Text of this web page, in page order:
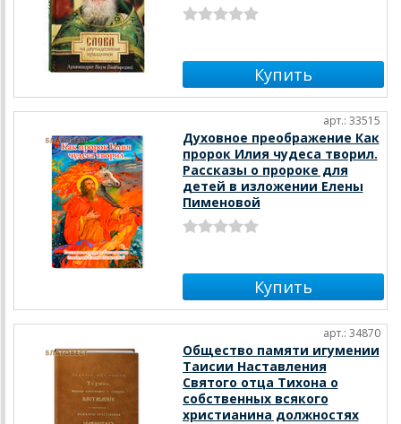
арт.: 33515
Духовное преображение Как
пророк Илия чудеса творил.
Рассказы о пророке для
детей в изложении Елены
Пименовой
арт.: 34870
Общество памяти игумении
Таисии Наставления
Святого отца Тихона о
собственных всякого
христианина должностях